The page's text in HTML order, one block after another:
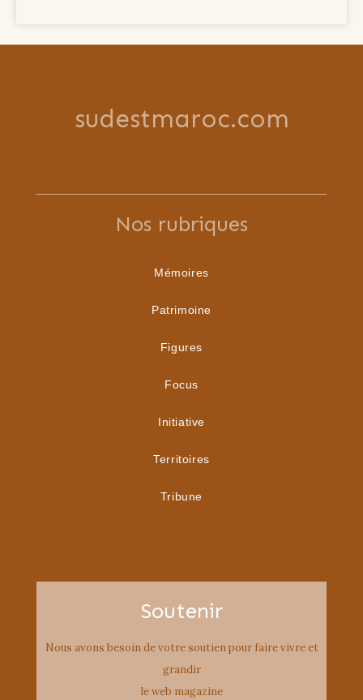
sudestmaroc.com
Nos rubriques
Mémoires
Patrimoine
Figures
Focus
Initiative
Territoires
Tribune
Soutenir
Nous avons besoin de votre soutien pour faire vivre et
grandir
le web magazine